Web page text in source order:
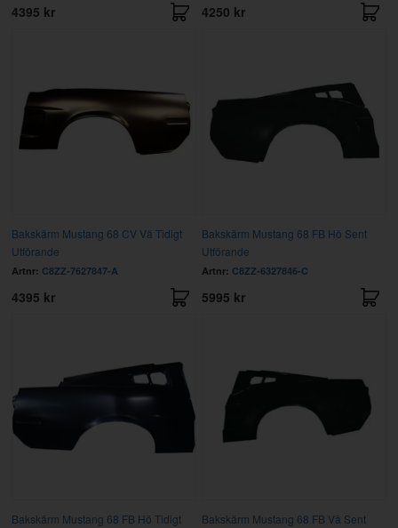
4395 kr 4250 kr
Bakskärm Mustang 68 CV Vä Tidigt
Utförande
Artnr: C8ZZ-7627847-A
4395 kr
Bakskärm Mustang 68 FB Hö Sent
Utförande
Artnr: C8ZZ-6327846-C
5995 kr
Bakskärm Mustang 68 FB Hö Tidigt
Bakskärm Mustang 68 FB Vä Sent